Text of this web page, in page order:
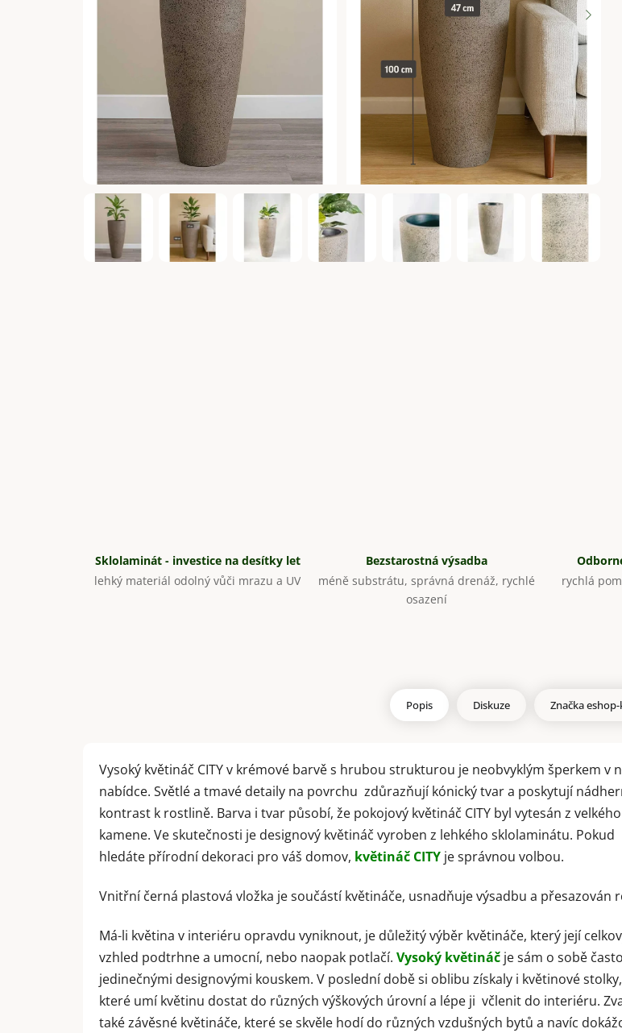
Sklolaminát - investice na desítky let
lehký materiál odolný vůči mrazu a UV
Bezstarostná výsadba
méně substrátu, správná drenáž, rychlé
osazení
rychlá
Popis Diskuze Značkaeshop-
Vysoký květináč CITY v krémové barvě s hrubou strukturou je neobvyklým šperkem v
nabídce. Světlé a tmavé detaily na povrchu zdůrazňují kónický tvar a poskytují
kontrast k rostlině. Barva i tvar působí, že pokojový květináč CITY byl vytesán z
kamene. Ve skutečnosti je designový květináč vyroben z lehkého sklolaminátu. Pokud
hledáte přírodní dekoraci pro váš domov, květináč CITY je správnou volbou.
Vnitřní černá plastová vložka je součástí květináče, usnadňuje výsadbu a přesazován
Má-li květina v interiéru opravdu vyniknout, je důležitý výběr květináče, který její
vzhled podtrhne a umocní, nebo naopak potlačí. Vysoký květináč je sám o sobě často
jedinečnými designovými kouskem. V poslední době si oblibu získaly i květinové stolky,
které umí květinu dostat do různých výškových úrovní a lépe ji včlenit do interiéru.
také závěsné květináče, které se skvěle hodí do různých vzdušných bytů a navíc